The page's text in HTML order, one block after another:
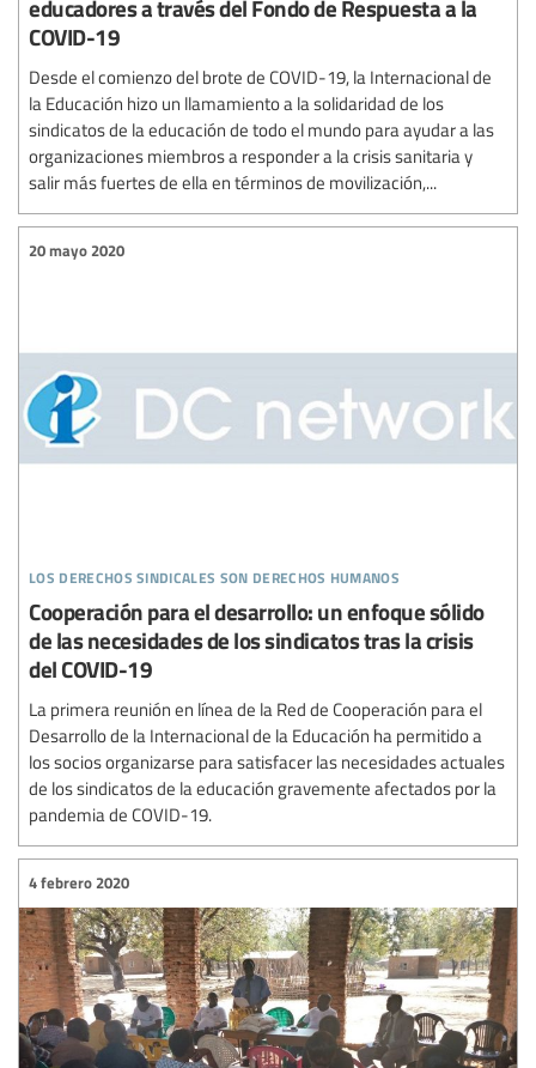
educadores a través del Fondo de Respuesta a la
COVID-19
Desde el comienzo del brote de COVID-19, la Internacional de
la Educación hizo un llamamiento a la solidaridad de los
sindicatos de la educación de todo el mundo para ayudar a las
organizaciones miembros a responder a la crisis sanitaria y
salir más fuertes de ella en términos de movilización,...
los derechos sindicales son derechos humanos
20 mayo 2020
Cooperación para el desarrollo: un enfoque sólido
de las necesidades de los sindicatos tras la crisis
del COVID-19
La primera reunión en línea de la Red de Cooperación para el
Desarrollo de la Internacional de la Educación ha permitido a
los socios organizarse para satisfacer las necesidades actuales
de los sindicatos de la educación gravemente afectados por la
pandemia de COVID-19.
4 febrero 2020